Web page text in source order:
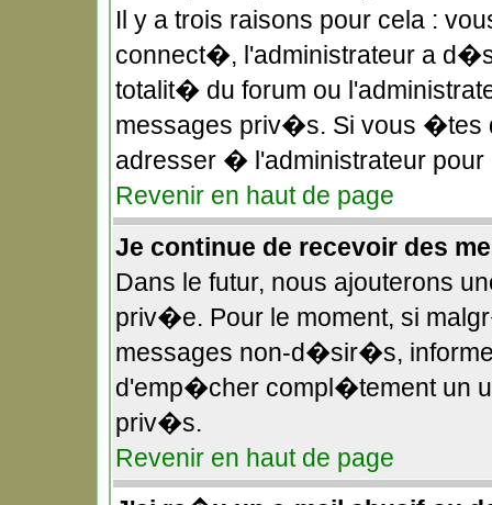
Il y a trois raisons pour cela :
connect�, l'administrateur a
totalit� du forum ou
messages priv�s. Si vous �tes
adresser � l'administrateur
Revenir en haut de page
Je continue de recevoir des
Dans le futur, nous ajouterons
priv�e. Pour le moment, si
messages non-d�sir�s,
d'emp�cher compl�tement un
priv�s.
Revenir en haut de page